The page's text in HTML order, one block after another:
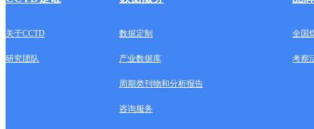
关于CCTD 数据定制 全国
研究团队 产业数据库 考察
周期类刊物和分析报告
咨询服务